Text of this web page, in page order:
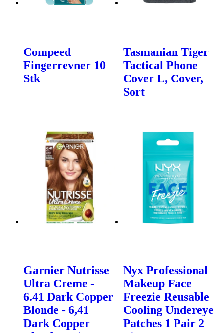
Compeed
Fingerrevner 10
Stk
Tasmanian Tiger
Tactical Phone
Cover L, Cover,
Sort
Garnier Nutrisse
Ultra Creme -
6.41 Dark Copper
Blonde - 6,41
Dark Copper
Nyx Professional
Makeup Face
Freezie Reusable
Cooling Undereye
Patches 1 Pair 2